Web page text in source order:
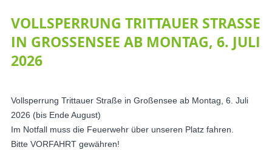
VOLLSPERRUNG TRITTAUER STRASSE I
N GROSSENSEE AB MONTAG, 6. JULI 20
26
Vollsperrung Trittauer Straße in Großensee ab Montag, 6. Juli
2026 (bis Ende August)
Im Notfall muss die Feuerwehr über unseren Platz fahren.
Bitte VORFAHRT gewähren!